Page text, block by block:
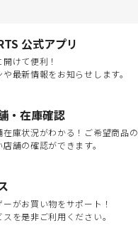
公式アプリ
けて便利！
最新情報をお知らせします。
・在庫確認
庫状況がわかる！ご希望商品の
舗の確認ができます。
がお買い物をサポート！
を是非ご利用ください。